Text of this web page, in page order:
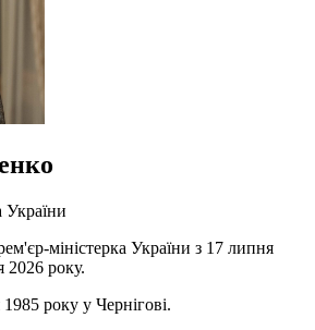
України
міністерка України з 17 липня
2026 року.
року у Чернігові.